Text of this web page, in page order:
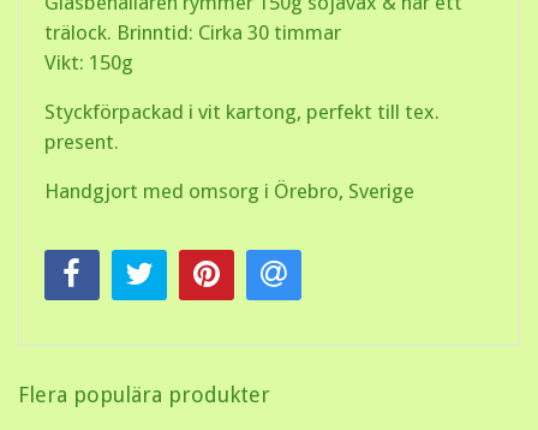
trälock. Brinntid: Cirka 30 timmar
Vikt: 150g
Styckförpackad i vit kartong, perfekt till tex.
present.
Handgjort med omsorg i Örebro, Sverige
Flera populära produkter